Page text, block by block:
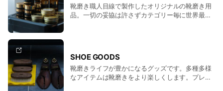
靴磨き職人目線で製作したオリジナルの靴磨き用
品。一切の妥協は許さずカテゴリー毎に世界最高
SHOE GOODS
靴磨きライフが豊かになるグッズです。多種多様
なアイテムは靴磨きをより楽しくします。プレゼ